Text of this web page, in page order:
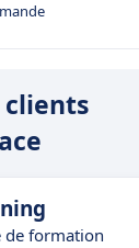
de formation